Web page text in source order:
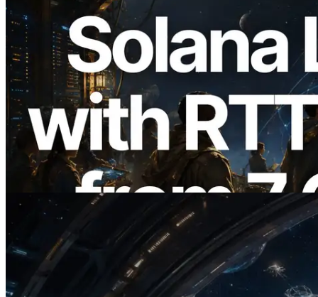
2026.08.05
ERPC expande a Solana Leader Slot API
com medição de ping a partir de 7 regiões
globais — Validators Information API
também lançada